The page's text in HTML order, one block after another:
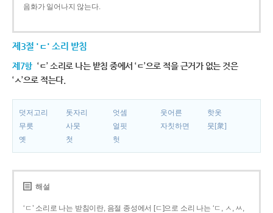
음화가 일어나지 않는다.
제3절 'ㄷ' 소리 받침
제7항 ‘ㄷ’ 소리로 나는 받침 중에서 ‘ㄷ’으로 적을 근거가 없는 것은
‘ㅅ’으로 적는다.
덧저고리 돗자리 엇셈 웃어른
핫옷
무릇
사뭇 얼핏 자칫하면
뭇[衆]
옛
첫 헛
해설
‘ㄷ’ 소리로 나는 받침이란, 음절 종성에서 [ㄷ]으로 소리 나는 ‘ㄷ, ㅅ, ㅆ,